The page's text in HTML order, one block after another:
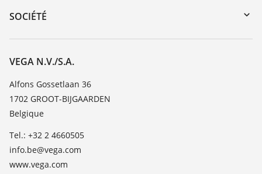
DTM Collection/PACTware
Formations
TeamViewer
SOCIÉTÉ
Carrière
À propos de VEGA
Contact
News
Presse
Blog
VEGA N.V./S.A.
Alfons Gossetlaan 36
1702 GROOT-BIJGAARDEN
Belgique
Tel.: +32 2 4660505
info.be@vega.com
www.vega.com